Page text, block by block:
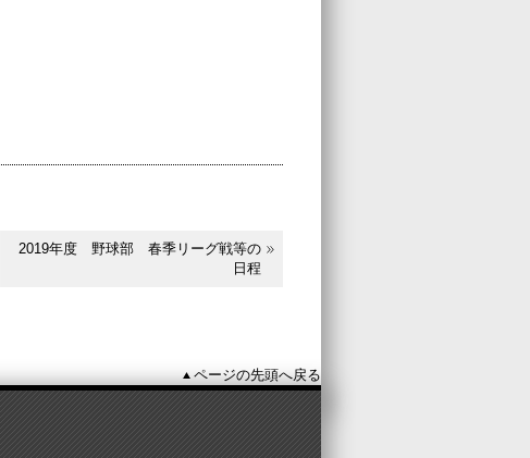
2019年度 野球部 春季リーグ戦等の
日程
ページの先頭へ戻る